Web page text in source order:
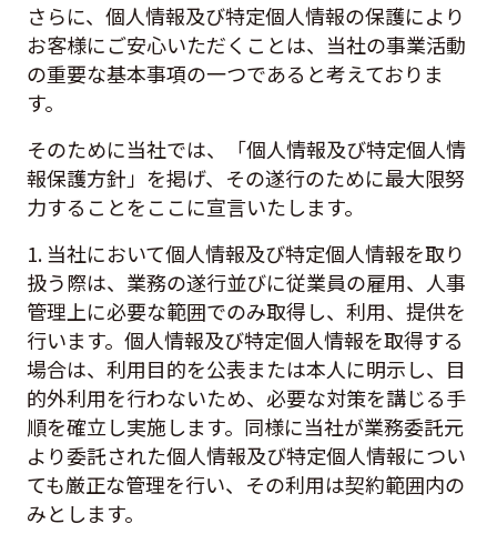
さらに、個人情報及び特定個人情報の保護により
お客様にご安心いただくことは、当社の事業活動
の重要な基本事項の一つであると考えておりま
す。
そのために当社では、「個人情報及び特定個人情
報保護方針」を掲げ、その遂行のために最大限努
力することをここに宣言いたします。
1. 当社において個人情報及び特定個人情報を取り
扱う際は、業務の遂行並びに従業員の雇用、人事
管理上に必要な範囲でのみ取得し、利用、提供を
行います。個人情報及び特定個人情報を取得する
場合は、利用目的を公表または本人に明示し、目
的外利用を行わないため、必要な対策を講じる手
順を確立し実施します。同様に当社が業務委託元
より委託された個人情報及び特定個人情報につい
ても厳正な管理を行い、その利用は契約範囲内の
みとします。